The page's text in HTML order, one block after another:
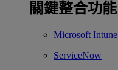
關鍵整合功能
Microsoft Intune
ServiceNow